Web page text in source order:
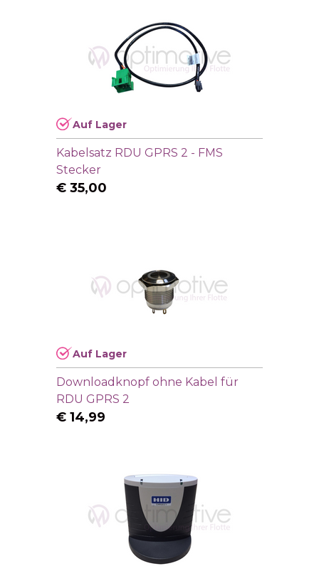
Auf Lager
Kabelsatz RDU GPRS 2 - FMS
Stecker
€ 35,00
Auf Lager
Downloadknopf ohne Kabel für
RDU GPRS 2
€ 14,99